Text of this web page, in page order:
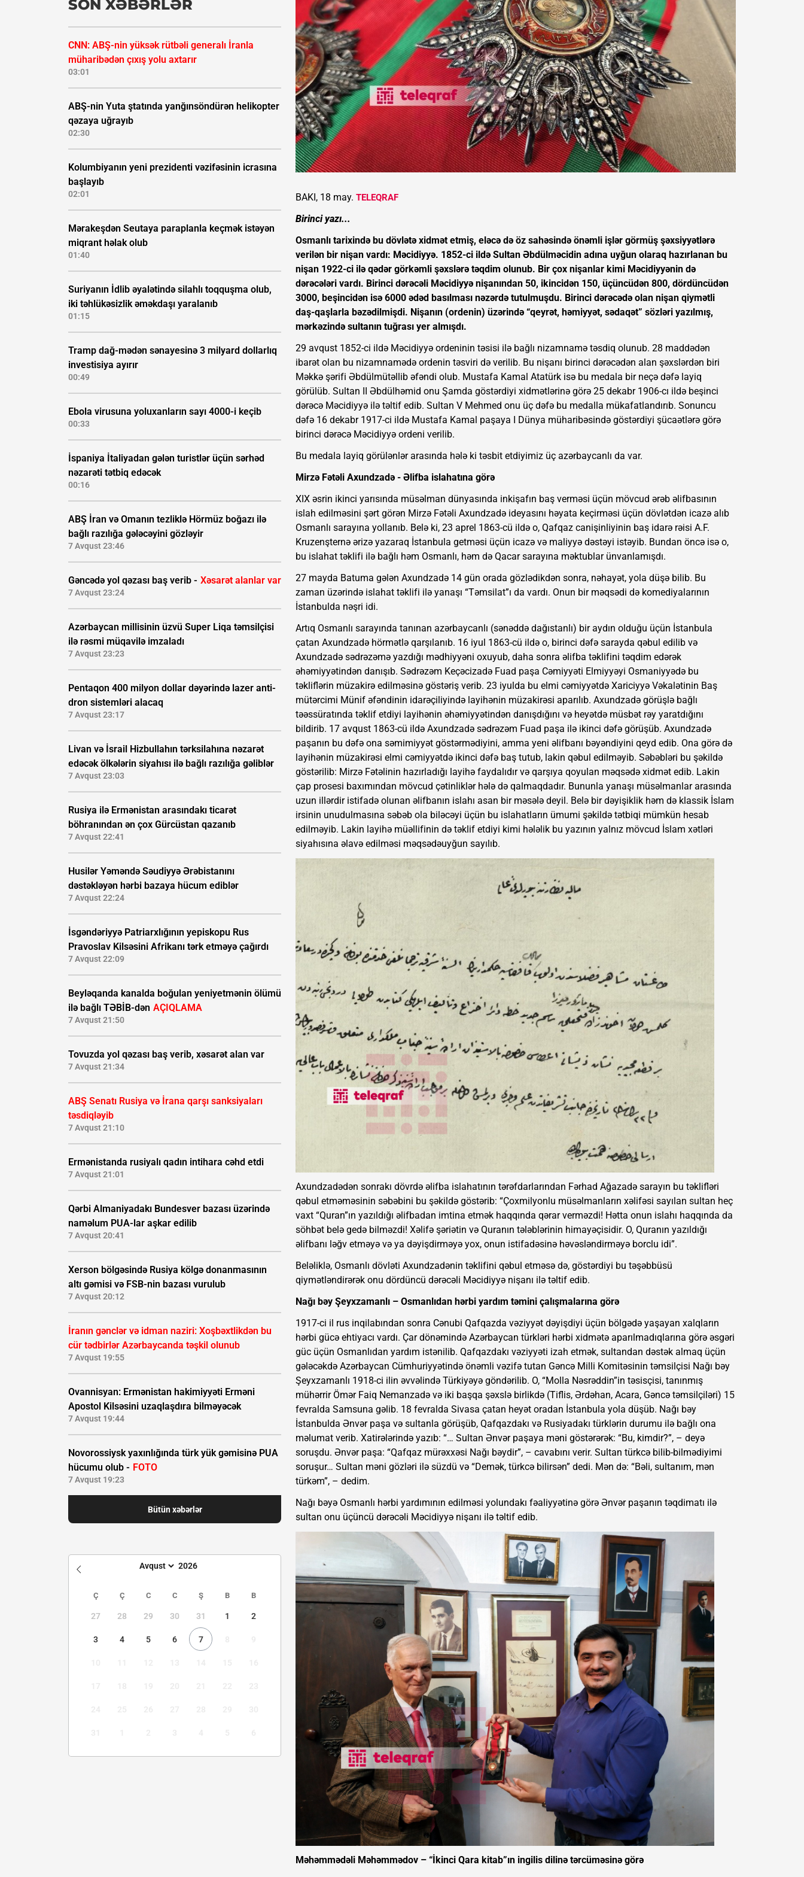
SON XƏBƏRLƏR
CNN: ABŞ-nin yüksək rütbəli generalı İranla
müharibədən çıxış yolu axtarır
03:01
ABŞ-nin Yuta ştatında yanğınsöndürən helikopter
qəzaya uğrayıb
02:30
Kolumbiyanın yeni prezidenti vəzifəsinin icrasına
başlayıb
02:01
Mərakeşdən Seutaya paraplanla keçmək istəyən
miqrant həlak olub
01:40
Suriyanın İdlib əyalətində silahlı toqquşma olub,
iki təhlükəsizlik əməkdaşı yaralanıb
01:15
Tramp dağ-mədən sənayesinə 3 milyard dollarlıq
investisiya ayırır
00:49
Ebola virusuna yoluxanların sayı 4000-i keçib
00:33
İspaniya İtaliyadan gələn turistlər üçün sərhəd
nəzarəti tətbiq edəcək
00:16
ABŞ İran və Omanın tezliklə Hörmüz boğazı ilə
bağlı razılığa gələcəyini gözləyir
7 Avqust 23:46
Gəncədə yol qəzası baş verib - Xəsarət alanlar var
7 Avqust 23:24
Azərbaycan millisinin üzvü Super Liqa təmsilçisi
ilə rəsmi müqavilə imzaladı
7 Avqust 23:23
Pentaqon 400 milyon dollar dəyərində lazer anti-
dron sistemləri alacaq
7 Avqust 23:17
Livan və İsrail Hizbullahın tərksilahına nəzarət
edəcək ölkələrin siyahısı ilə bağlı razılığa gəliblər
7 Avqust 23:03
Rusiya ilə Ermənistan arasındakı ticarət
böhranından ən çox Gürcüstan qazanıb
7 Avqust 22:41
Husilər Yəməndə Səudiyyə Ərəbistanını
dəstəkləyən hərbi bazaya hücum ediblər
7 Avqust 22:24
İsgəndəriyyə Patriarxlığının yepiskopu Rus
Pravoslav Kilsəsini Afrikanı tərk etməyə çağırdı
7 Avqust 22:09
Beyləqanda kanalda boğulan yeniyetmənin ölümü
ilə bağlı TƏBİB-dən AÇIQLAMA
7 Avqust 21:50
Tovuzda yol qəzası baş verib, xəsarət alan var
7 Avqust 21:34
ABŞ Senatı Rusiya və İrana qarşı sanksiyaları
təsdiqləyib
7 Avqust 21:10
Ermənistanda rusiyalı qadın intihara cəhd etdi
7 Avqust 21:01
Qərbi Almaniyadakı Bundesver bazası üzərində
naməlum PUA-lar aşkar edilib
7 Avqust 20:41
Xerson bölgəsində Rusiya kölgə donanmasının
altı gəmisi və FSB-nin bazası vurulub
7 Avqust 20:12
İranın gənclər və idman naziri: Xoşbəxtlikdən bu
cür tədbirlər Azərbaycanda təşkil olunub
7 Avqust 19:55
Ovannisyan: Ermənistan hakimiyyəti Erməni
Apostol Kilsəsini uzaqlaşdıra bilməyəcək
7 Avqust 19:44
Novorossiysk yaxınlığında türk yük gəmisinə PUA
hücumu olub - FOTO
7 Avqust 19:23
Bütün xəbərlər
Ç Ç C C Ş B B
27 28 29 30 31 1 2
3 4 5 6 7
BAKI, 18 may. TELEQRAF
Birinci yazı...
Osmanlı tarixində bu dövlətə xidmət etmiş, eləcə də öz sahəsində önəmli işlər görmüş şəxsiyyətlərə
verilən bir nişan vardı: Məcidiyyə. 1852-ci ildə Sultan Əbdülməcidin adına uyğun olaraq hazırlanan bu
nişan 1922-ci ilə qədər görkəmli şəxslərə təqdim olunub. Bir çox nişanlar kimi Məcidiyyənin də
dərəcələri vardı. Birinci dərəcəli Məcidiyyə nişanından 50, ikincidən 150, üçüncüdən 800, dördüncüdən
3000, beşincidən isə 6000 ədəd basılması nəzərdə tutulmuşdu. Birinci dərəcədə olan nişan qiymətli
daş-qaşlarla bəzədilmişdi. Nişanın (ordenin) üzərində “qeyrət, həmiyyət, sədaqət” sözləri yazılmış,
mərkəzində sultanın tuğrası yer almışdı.
29 avqust 1852-ci ildə Məcidiyyə ordeninin təsisi ilə bağlı nizamnamə təsdiq olunub. 28 maddədən
ibarət olan bu nizamnamədə ordenin təsviri də verilib. Bu nişanı birinci dərəcədən alan şəxslərdən biri
Məkkə şərifi Əbdülmütəllib əfəndi olub. Mustafa Kamal Atatürk isə bu medala bir neçə dəfə layiq
görülüb. Sultan II Əbdülhəmid onu Şamda göstərdiyi xidmətlərinə görə 25 dekabr 1906-cı ildə beşinci
dərəcə Məcidiyyə ilə təltif edib. Sultan V Mehmed onu üç dəfə bu medalla mükafatlandırıb. Sonuncu
dəfə 16 dekabr 1917-ci ildə Mustafa Kamal paşaya I Dünya müharibəsində göstərdiyi şücaətlərə görə
birinci dərəcə Məcidiyyə ordeni verilib.
Bu medala layiq görülənlər arasında hələ ki təsbit etdiyimiz üç azərbaycanlı da var.
Mirzə Fətəli Axundzadə - Əlifba islahatına görə
XIX əsrin ikinci yarısında müsəlman dünyasında inkişafın baş verməsi üçün mövcud ərəb əlifbasının
islah edilməsini şərt görən Mirzə Fətəli Axundzadə ideyasını həyata keçirməsi üçün dövlətdən icazə alıb
Osmanlı sarayına yollanıb. Belə ki, 23 aprel 1863-cü ildə o, Qafqaz canişinliyinin baş idarə rəisi A.F.
Kruzenşternə ərizə yazaraq İstanbula getməsi üçün icazə və maliyyə dəstəyi istəyib. Bundan öncə isə o,
bu islahat təklifi ilə bağlı həm Osmanlı, həm də Qacar sarayına məktublar ünvanlamışdı.
27 mayda Batuma gələn Axundzadə 14 gün orada gözlədikdən sonra, nəhayət, yola düşə bilib. Bu
zaman üzərində islahat təklifi ilə yanaşı “Təmsilat”ı da vardı. Onun bir məqsədi də komediyalarının
İstanbulda nəşri idi.
Artıq Osmanlı sarayında tanınan azərbaycanlı (sənəddə dağıstanlı) bir aydın olduğu üçün İstanbula
çatan Axundzadə hörmətlə qarşılanıb. 16 iyul 1863-cü ildə o, birinci dəfə sarayda qəbul edilib və
Axundzadə sədrəzəmə yazdığı mədhiyyəni oxuyub, daha sonra əlifba təklifini təqdim edərək
əhəmiyyətindən danışıb. Sədrəzəm Keçəcizadə Fuad paşa Cəmiyyəti Elmiyyəyi Osmaniyyədə bu
təkliflərin müzakirə edilməsinə göstəriş verib. 23 iyulda bu elmi cəmiyyətdə Xariciyyə Vəkalətinin Baş
mütərcimi Münif əfəndinin idarəçiliyində layihənin müzakirəsi aparılıb. Axundzadə görüşlə bağlı
təəssüratında təklif etdiyi layihənin əhəmiyyətindən danışdığını və heyətdə müsbət rəy yaratdığını
bildirib. 17 avqust 1863-cü ildə Axundzadə sədrəzəm Fuad paşa ilə ikinci dəfə görüşüb. Axundzadə
paşanın bu dəfə ona səmimiyyət göstərmədiyini, amma yeni əlifbanı bəyəndiyini qeyd edib. Ona görə də
layihənin müzakirəsi elmi cəmiyyətdə ikinci dəfə baş tutub, lakin qəbul edilməyib. Səbəbləri bu şəkildə
göstərilib: Mirzə Fətəlinin hazırladığı layihə faydalıdır və qarşıya qoyulan məqsədə xidmət edib. Lakin
çap prosesi baxımından mövcud çətinliklər hələ də qalmaqdadır. Bununla yanaşı müsəlmanlar arasında
uzun illərdir istifadə olunan əlifbanın islahı asan bir məsələ deyil. Belə bir dəyişiklik həm də klassik İslam
irsinin unudulmasına səbəb ola biləcəyi üçün bu islahatların ümumi şəkildə tətbiqi mümkün hesab
edilməyib. Lakin layihə müəllifinin də təklif etdiyi kimi hələlik bu yazının yalnız mövcud İslam xətləri
siyahısına əlavə edilməsi məqsədəuyğun sayılıb.
Axundzadədən sonrakı dövrdə əlifba islahatının tərəfdarlarından Fərhad Ağazadə sarayın bu təklifləri
qəbul etməməsinin səbəbini bu şəkildə göstərib: “Çoxmilyonlu müsəlmanların xəlifəsi sayılan sultan heç
vaxt “Quran”ın yazıldığı əlifbadan imtina etmək haqqında qərar verməzdi! Hətta onun islahı haqqında da
söhbət belə gedə bilməzdi! Xəlifə şəriətin və Quranın tələblərinin himayəçisidir. O, Quranın yazıldığı
əlifbanı ləğv etməyə və ya dəyişdirməyə yox, onun istifadəsinə həvəsləndirməyə borclu idi”.
Beləliklə, Osmanlı dövləti Axundzadənin təklifini qəbul etməsə də, göstərdiyi bu təşəbbüsü
qiymətləndirərək onu dördüncü dərəcəli Məcidiyyə nişanı ilə təltif edib.
Nağı bəy Şeyxzamanlı – Osmanlıdan hərbi yardım təmini çalışmalarına görə
1917-ci il rus inqilabından sonra Cənubi Qafqazda vəziyyət dəyişdiyi üçün bölgədə yaşayan xalqların
hərbi gücə ehtiyacı vardı. Çar dönəmində Azərbaycan türkləri hərbi xidmətə aparılmadıqlarına görə əsgəri
güc üçün Osmanlıdan yardım istənilib. Qafqazdakı vəziyyəti izah etmək, sultandan dəstək almaq üçün
gələcəkdə Azərbaycan Cümhuriyyətində önəmli vəzifə tutan Gəncə Milli Komitəsinin təmsilçisi Nağı bəy
Şeyxzamanlı 1918-ci ilin əvvəlində Türkiyəyə göndərilib. O, “Molla Nəsrəddin”in təsisçisi, tanınmış
mühərrir Ömər Faiq Nemanzadə və iki başqa şəxslə birlikdə (Tiflis, Ərdəhan, Acara, Gəncə təmsilçiləri) 15
fevralda Samsuna gəlib. 18 fevralda Sivasa çatan heyət oradan İstanbula yola düşüb. Nağı bəy
İstanbulda Ənvər paşa və sultanla görüşüb, Qafqazdakı və Rusiyadakı türklərin durumu ilə bağlı ona
məlumat verib. Xatirələrində yazıb: “… Sultan Ənvər paşaya məni göstərərək: “Bu, kimdir?”, – deyə
soruşdu. Ənvər paşa: “Qafqaz mürəxxəsi Nağı bəydir”, – cavabını verir. Sultan türkcə bilib-bilmədiyimi
soruşur… Sultan məni gözləri ilə süzdü və “Demək, türkcə bilirsən” dedi. Mən də: “Bəli, sultanım, mən
türkəm”, – dedim.
Nağı bəyə Osmanlı hərbi yardımının edilməsi yolundakı fəaliyyətinə görə Ənvər paşanın təqdimatı ilə
sultan onu üçüncü dərəcəli Məcidiyyə nişanı ilə təltif edib.
Məhəmmədəli Məhəmmədov – “İkinci Qara kitab”ın ingilis dilinə tərcüməsinə görə